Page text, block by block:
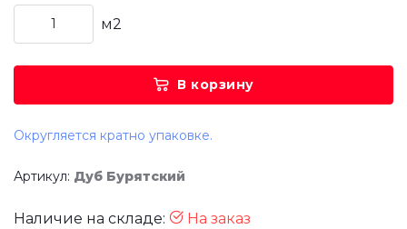
м2
В корзину
Округляется кратно упаковке.
Артикул: Дуб Бурятский
Наличие на складе: На заказ